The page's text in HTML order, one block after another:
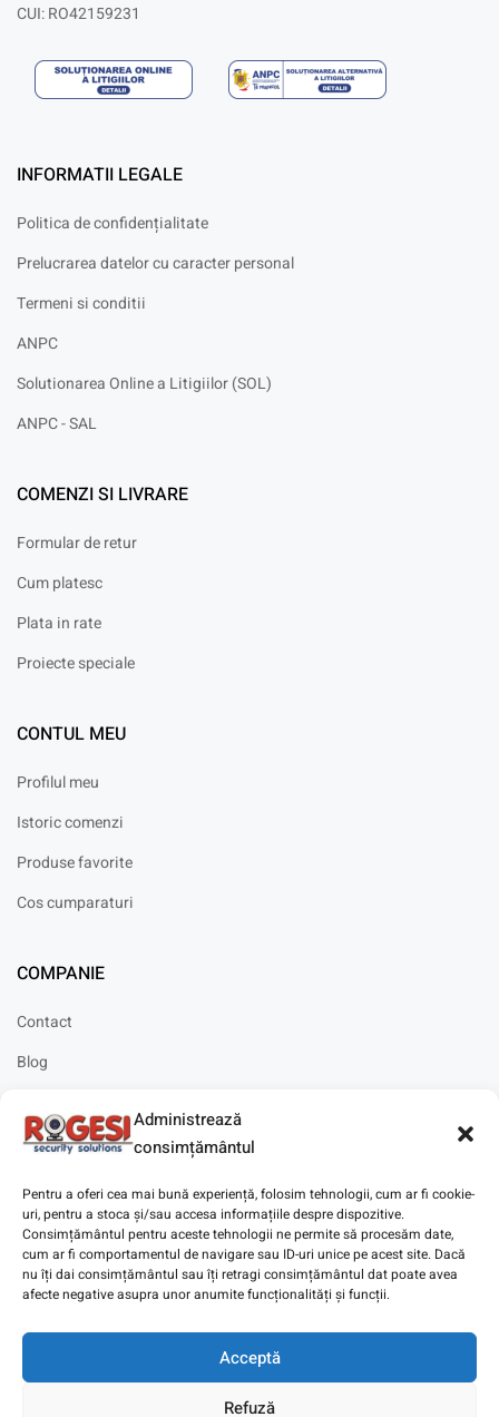
Administrează
consimțământul
Pentru a oferi cea mai bună experiență, folosim tehnologii, cum ar fi cookie-
uri, pentru a stoca și/sau accesa informațiile despre dispozitive.
Consimțământul pentru aceste tehnologii ne permite să procesăm date,
cum ar fi comportamentul de navigare sau ID-uri unice pe acest site. Dacă
nu îți dai consimțământul sau îți retragi consimțământul dat poate avea
afecte negative asupra unor anumite funcționalități și funcții.
Acceptă
Refuză
CUI: RO42159231
INFORMATII LEGALE
Politica de confidențialitate
Prelucrarea datelor cu caracter personal
Termeni si conditii
ANPC
Solutionarea Online a Litigiilor (SOL)
ANPC - SAL
COMENZI SI LIVRARE
Formular de retur
Cum platesc
Plata in rate
Proiecte speciale
CONTUL MEU
Profilul meu
Istoric comenzi
Produse favorite
Cos cumparaturi
COMPANIE
Contact
Blog
Solicitare instalare
Copyright © 2025Digitaz.